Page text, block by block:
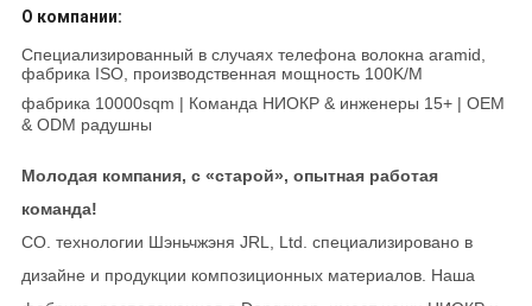
О компании:
Специализированный в случаях телефона волокна aramid,
фабрика ISO, производственная мощность 100K/M
фабрика 10000sqm | Команда НИОКР & инженеры 15+ | OEM
& ODM радушны
Молодая компания, с «старой», опытная работая
команда!
CO. технологии Шэньчжэня JRL, Ltd. специализировано в
дизайне и продукции композиционных материалов. Наша